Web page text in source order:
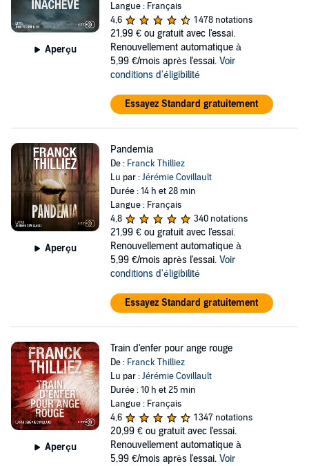
Aperçu
Langue : Français
4,6
1 478 notations
21,99 € ou gratuit avec l'essai.
Renouvellement automatique à
5,99 €/mois après l'essai. Voir
conditions d'éligibilité
Essayez Standard gratuitement
Aperçu
Pandemia
De : Franck Thilliez
Lu par :Jérémie Covillault
Durée : 14 h et 28 min
Langue : Français
4,8
340 notations
21,99 € ou gratuit avec l'essai.
Renouvellement automatique à
5,99 €/mois après l'essai. Voir
conditions d'éligibilité
Essayez Standard gratuitement
Aperçu
Train d'enfer pour ange rouge
De : Franck Thilliez
Lu par :Jérémie Covillault
Durée : 10 h et 25 min
Langue : Français
4,6
1 347 notations
20,99 € ou gratuit avec l'essai.
Renouvellement automatique à
5,99 €/mois après l'essai. Voir